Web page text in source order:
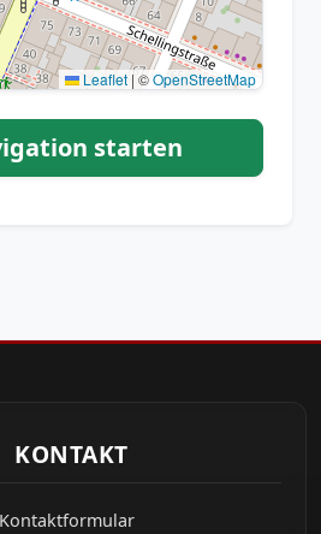
Leaflet | ©OpenStreetMap
starten
KONTAKT
Kontaktformular